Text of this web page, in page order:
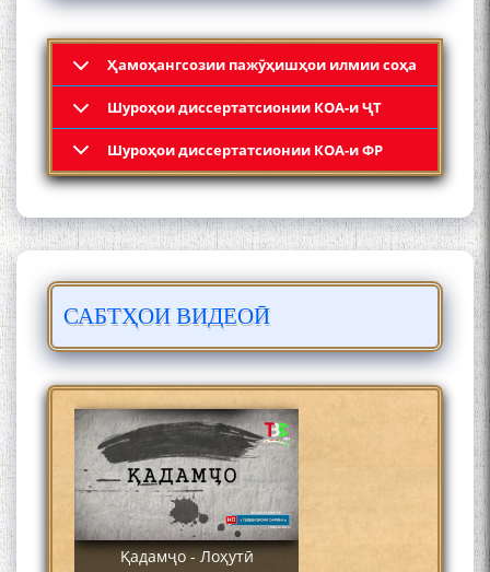
Ҳамоҳангсозии пажӯҳишҳои илмии соҳа
Шyроҳои диссертатсионии КОА-и ҶТ
Шyроҳои диссертатсионии КОА-и ФР
САБТҲОИ ВИДЕОӢ
Қадамҷо: Муҳаммадҷон
Раҳимӣ
ЛОҲУТӢ - ФИЛМИ
МУСТАНАД
Қадамҷо - Лоҳутӣ